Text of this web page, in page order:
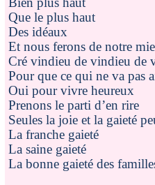
Que le plus haut
Des idéaux
Et nous ferons de notre
Cré vindieu de vindieu de
Pour que ce qui ne va pas
Oui pour vivre heureux
Prenons le parti d’en rire
Seules la joie et la gaieté
La franche gaieté
La saine gaieté
La bonne gaieté des